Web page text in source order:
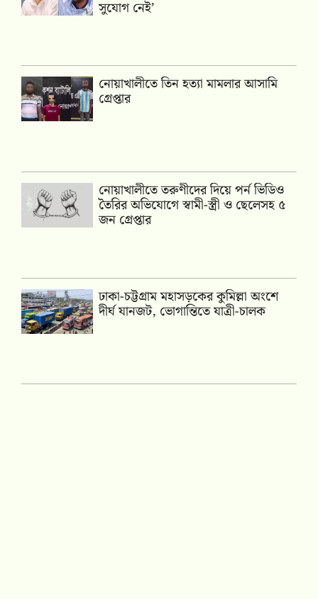
সুযোগ নেই’
নোয়াখালীতে তিন হত্যা মামলার আসামি
গ্রেপ্তার
নোয়াখালীতে তরুণীদের দিয়ে পর্ন ভিডিও
তৈরির অভিযোগে স্বামী-স্ত্রী ও ছেলেসহ ৫
জন গ্রেপ্তার
ঢাকা-চট্টগ্রাম মহাসড়কের কুমিল্লা অংশে
দীর্ঘ যানজট, ভোগান্তিতে যাত্রী-চালক